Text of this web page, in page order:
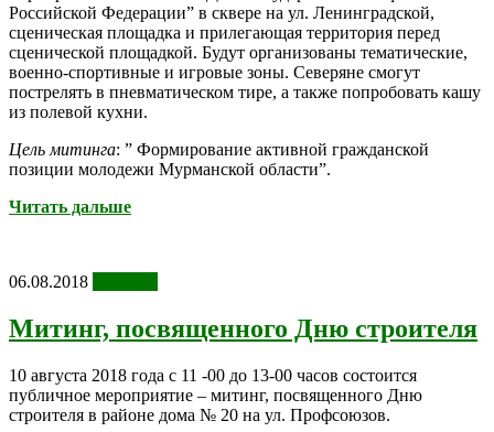
Российской Федерации” в сквере на ул. Ленинградской,
сценическая площадка и прилегающая территория перед
сценической площадкой. Будут организованы тематические,
военно-спортивные и игровые зоны. Северяне смогут
пострелять в пневматическом тире, а также попробовать кашу
из полевой кухни.
Цель митинга: ” Формирование активной гражданской
позиции молодежи Мурманской области”.
Читать дальше
06.08.2018
Митинг, посвященного Дню строителя
10 августа 2018 года с 11 -00 до 13-00 часов состоится
публичное мероприятие – митинг, посвященного Дню
строителя в районе дома № 20 на ул. Профсоюзов.